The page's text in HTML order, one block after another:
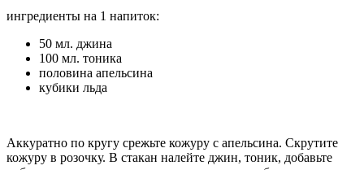
ингредиенты на 1 напиток:
50 мл. джина
100 мл. тоника
половина апельсина
кубики льда
Аккуратно по кругу срежьте кожуру с апельсина. Скрутите
кожуру в розочку. В стакан налейте джин, тоник, добавьте